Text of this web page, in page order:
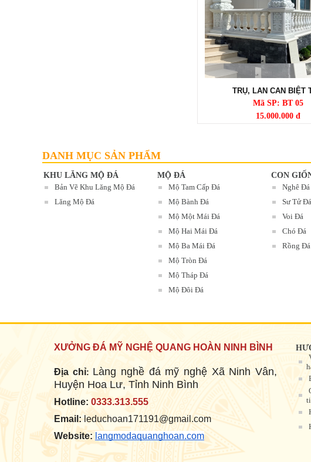
LĂNG ĐÁ ( LĂNG THỜ ĐÁ )
MỘ ĐÁ MÁI VÒM
Mã SP: MMMĐ 09
18.000.000 đ
TRỤ, LAN CAN BIỆT
Mã SP: BT 05
15.000.000 đ
DANH MỤC SẢN PHẨM
KHU LĂNG MỘ ĐÁ
Bản Vẽ Khu Lăng Mộ Đá
Lăng Mộ Đá
MỘ ĐÁ
Mộ Tam Cấp Đá
Mộ Bành Đá
Mộ Một Mái Đá
Mộ Hai Mái Đá
Mộ Ba Mái Đá
Mộ Tròn Đá
Mộ Tháp Đá
Mộ Đôi Đá
CON
Nghê Đá
Sư Tử Đá
Voi Đá
Chó Đá
Rồng Đá
XƯỞNG ĐÁ MỸ NGHỆ QUANG HOÀN NINH BÌNH
Địa chỉ: Làng nghề đá mỹ nghệ Xã Ninh Vân,
Huyện Hoa Lư, Tỉnh Ninh Bình
Hotline: 0333.313.555
Email:leduchoan171191@gmail.com
Website: langmodaquanghoan.com